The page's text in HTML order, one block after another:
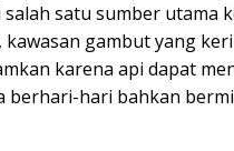
satu sumber utama
gambut yang
karena api dapat
berhari-hari bahkan